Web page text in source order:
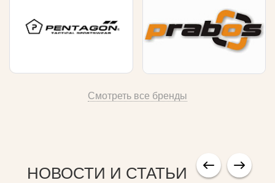
Смотреть все бренды
НОВОСТИ И СТАТЬИ